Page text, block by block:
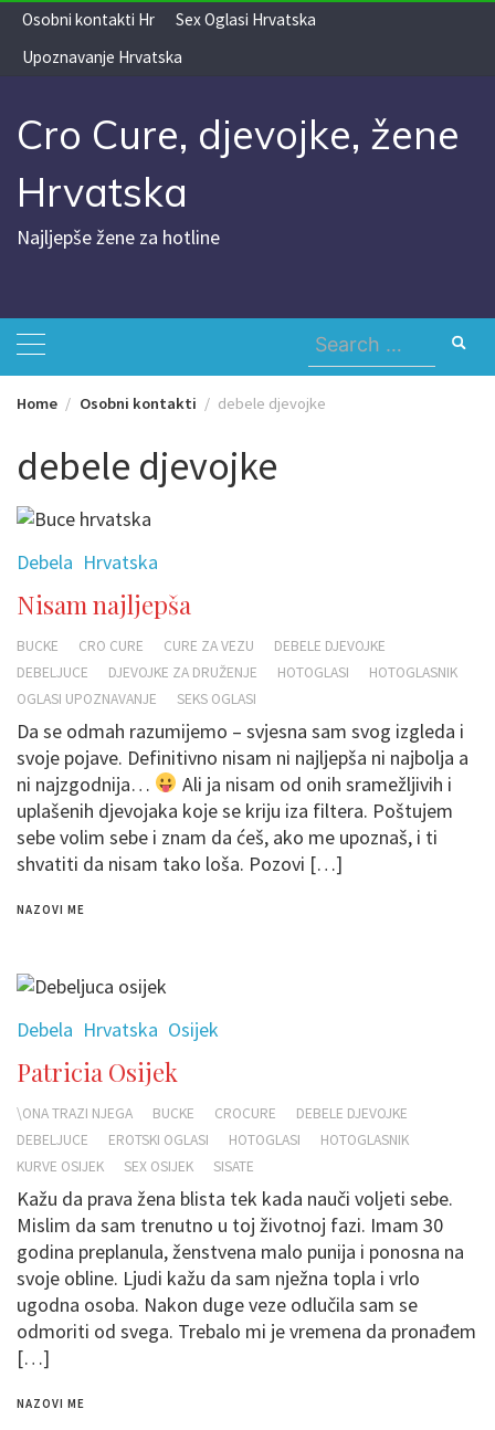
Skip
content
Osobni kontakti Hr
Sex Oglasi Hrvatska
Upoznavanje Hrvatska
Cro Cure, djevojke, žene
Hrvatska
Najljepše žene za hotline
Search
for:
Home Osobni kontakti debele djevojke
debele djevojke
Debela Hrvatska
Nisam najljepša
BUCKE CRO CURE CURE ZA VEZU
DEBELE DJEVOJKE
DEBELJUCE
DJEVOJKE ZA DRUŽENJE HOTOGLASI
HOTOGLASNIK
OGLASI UPOZNAVANJE
SEKS OGLASI
Da se odmah razumijemo – svjesna sam svog izgleda i
svoje pojave. Definitivno nisam ni najljepša ni najbolja a
ni najzgodnija…
Ali ja nisam od onih sramežljivih i
uplašenih djevojaka koje se kriju iza filtera. Poštujem
sebe volim sebe i znam da ćeš, ako me upoznaš, i ti
shvatiti da nisam tako loša. Pozovi […]
NAZOVI ME
Debela Hrvatska Osijek
Patricia Osijek
\ONA TRAZI NJEGA BUCKE CROCURE
DEBELE DJEVOJKE
DEBELJUCE
EROTSKI OGLASI HOTOGLASI
HOTOGLASNIK
KURVE OSIJEK
SEX OSIJEK SISATE
Kažu da prava žena blista tek kada nauči voljeti sebe.
Mislim da sam trenutno u toj životnoj fazi. Imam 30
godina preplanula, ženstvena malo punija i ponosna na
svoje obline. Ljudi kažu da sam nježna topla i vrlo
ugodna osoba. Nakon duge veze odlučila sam se
odmoriti od svega. Trebalo mi je vremena da pronađem
[…]
NAZOVI ME